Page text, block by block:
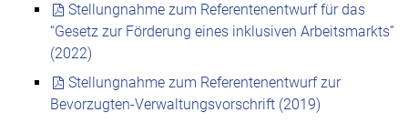
Stellungnahme zum Referentenentwurf für das
“Gesetz zur Förderung eines inklusiven Arbeitsmarkts”
(2022)
Stellungnahme zum Referentenentwurf zur
Bevorzugten-Verwaltungsvorschrift (2019)